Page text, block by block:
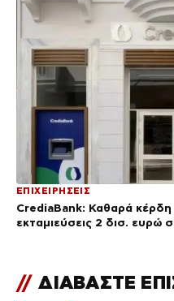
ΕΠΙΧΕΙΡΗΣΕΙΣ
CrediaBank: Καθαρά κέρδη
εκταμιεύσεις 2 δισ. ευρώ
// ΔΙΑΒΑΣΤΕ